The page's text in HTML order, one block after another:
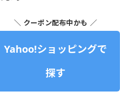
＼ クーポン配布中かも ／
Yahoo!ショッピングで
探す